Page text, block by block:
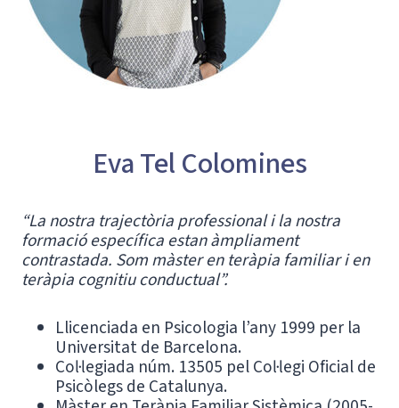
Eva Tel Colomines
“La nostra trajectòria professional i la nostra
formació específica estan àmpliament
contrastada. Som màster en teràpia familiar i en
teràpia cognitiu conductual”.
Llicenciada en Psicologia l’any 1999 per la
Universitat de Barcelona.
Col·legiada núm. 13505 pel Col·legi Oficial de
Psicòlegs de Catalunya.